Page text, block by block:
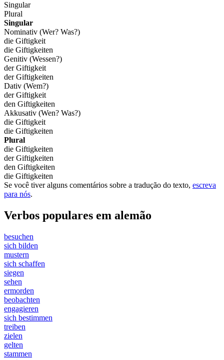
Singular
Plural
Singular
Nominativ (Wer? Was?)
die Giftigkeit
die Giftigkeiten
Genitiv (Wessen?)
der Giftigkeit
der Giftigkeiten
Dativ (Wem?)
der Giftigkeit
den Giftigkeiten
Akkusativ (Wen? Was?)
die Giftigkeit
die Giftigkeiten
Plural
die Giftigkeiten
der Giftigkeiten
den Giftigkeiten
die Giftigkeiten
Se você tiver alguns comentários sobre a tradução do texto, escreva
para nós.
Verbos populares em alemão
besuchen
sich bilden
mustern
sich schaffen
siegen
sehen
ermorden
beobachten
engagieren
sich bestimmen
treiben
zielen
gelten
stammen